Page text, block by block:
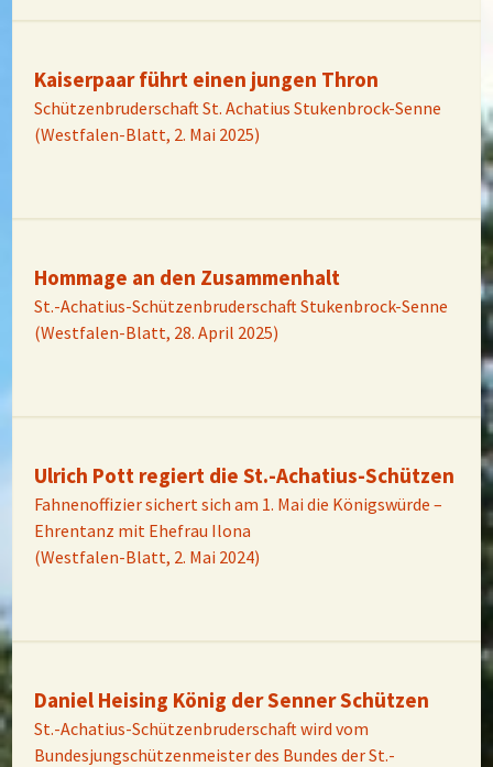
Kaiserpaar führt einen jungen Thron
Schützenbruderschaft St. Achatius Stukenbrock-Senne
(Westfalen-Blatt, 2. Mai 2025)
Hommage an den Zusammenhalt
St.-Achatius-Schützenbruderschaft Stukenbrock-Senne
(Westfalen-Blatt, 28. April 2025)
Ulrich Pott regiert die St.-Achatius-Schützen
Fahnenoffizier sichert sich am 1. Mai die Königswürde –
Ehrentanz mit Ehefrau Ilona
(Westfalen-Blatt, 2. Mai 2024)
Daniel Heising König der Senner Schützen
St.-Achatius-Schützenbruderschaft wird vom
Bundesjungschützenmeister des Bundes der St.-